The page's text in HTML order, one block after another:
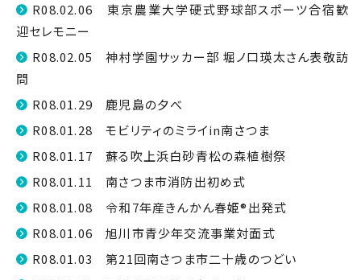
R08.02.06 東京農業大学硬式野球部スポーツ合宿歓
迎セレモニー
R08.02.05 神村学園サッカー部 堀ノ口瑛太さん表敬訪
問
R08.01.29 鹿児島の夕べ
R08.01.28 モビリティのミライin南さつま
R08.01.17 蘇る吹上浜白砂青松の森植樹祭
R08.01.11 南さつま市消防出初め式
R08.01.08 令和7年産きんかん春姫®出発式
R08.01.06 旭川市青少年交流事業対面式
R08.01.03 第21回南さつま市二十歳のつどい